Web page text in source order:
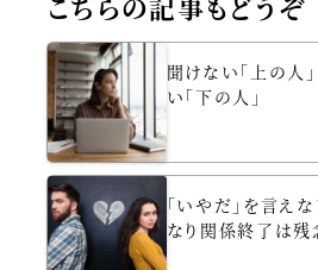
聞けない「上の人
い「下の人」
「いやだ」を言え
なり関係終了は残